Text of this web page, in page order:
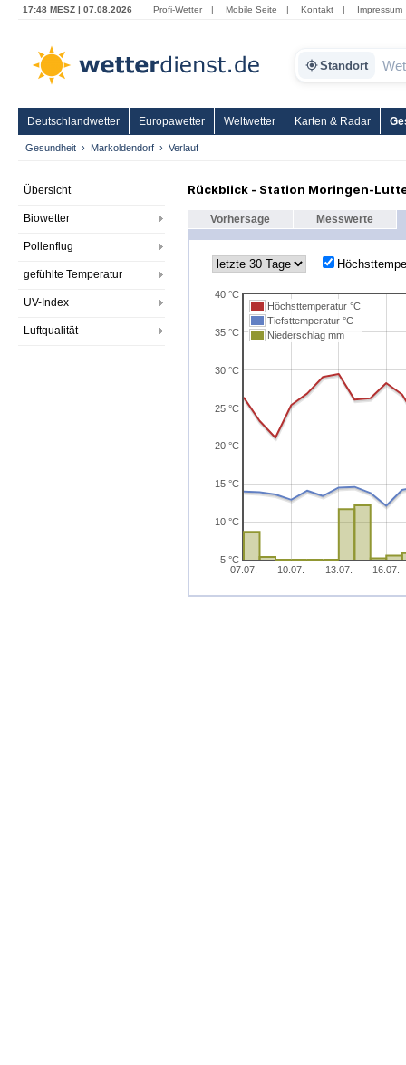
17:48 MESZ | 07.08.2026 Profi-Wetter | Mobile Seite | Kontakt | Impressum
Standort
Deutschlandwetter Europawetter Weltwetter Karten & Radar
Gesundheit Markoldendorf Verlauf
Übersicht
Biowetter
Pollenflug
gefühlte Temperatur
UV-Index
Luftqualität
Rückblick - Station Moringen-
Vorhersage Messwerte
07.07. 10.07. 13.07. 16.07.
5 °C
10 °C
15 °C
20 °C
25 °C
30 °C
35 °C
40 °C
Höchsttemperatur °C
Tiefsttemperatur °C
Niederschlag mm